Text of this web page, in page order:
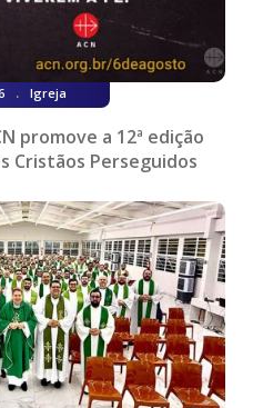
. Igreja
promove a 12ª edição
Cristãos Perseguidos